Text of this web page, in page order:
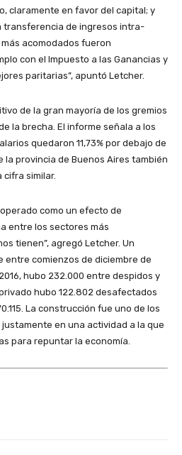
claramente en favor del capital; y
transferencia de ingresos intra-
acomodados fueron
con el Impuesto a las Ganancias y
paritarias”, apuntó Letcher.
de la gran mayoría de los gremios
la brecha. El informe señala a los
quedaron 11,73% por debajo de
la provincia de Buenos Aires también
similar.
como un efecto de
entre los sectores más
tienen”, agregó Letcher. Un
entre comienzos de diciembre de
hubo 232.000 entre despidos y
hubo 122.802 desafectados
La construcción fue uno de los
en una actividad a la que
para repuntar la economía.